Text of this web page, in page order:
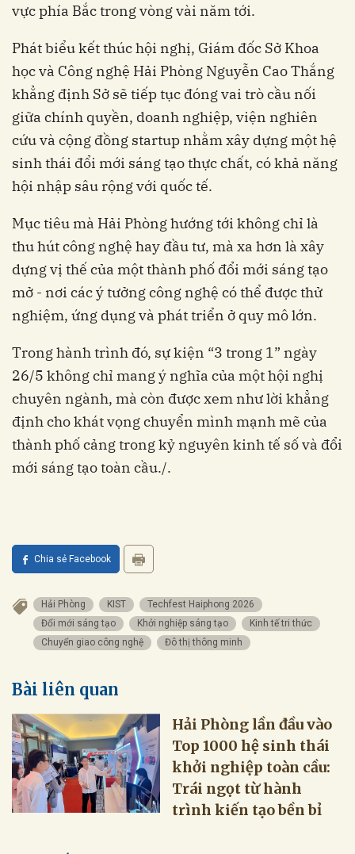
vực phía Bắc trong vòng vài năm tới.
Phát biểu kết thúc hội nghị, Giám đốc Sở Khoa
học và Công nghệ Hải Phòng Nguyễn Cao Thắng
khẳng định Sở sẽ tiếp tục đóng vai trò cầu nối
giữa chính quyền, doanh nghiệp, viện nghiên
cứu và cộng đồng startup nhằm xây dựng một hệ
sinh thái đổi mới sáng tạo thực chất, có khả năng
hội nhập sâu rộng với quốc tế.
Mục tiêu mà Hải Phòng hướng tới không chỉ là
thu hút công nghệ hay đầu tư, mà xa hơn là xây
dựng vị thế của một thành phố đổi mới sáng tạo
mở - nơi các ý tưởng công nghệ có thể được thử
nghiệm, ứng dụng và phát triển ở quy mô lớn.
Trong hành trình đó, sự kiện “3 trong 1” ngày
26/5 không chỉ mang ý nghĩa của một hội nghị
chuyên ngành, mà còn được xem như lời khẳng
định cho khát vọng chuyển mình mạnh mẽ của
thành phố cảng trong kỷ nguyên kinh tế số và đổi
mới sáng tạo toàn cầu./.
Chia sẻ Facebook
Hải Phòng KIST
Techfest Haiphong 2026
Đổi mới sáng tạo
Khởi nghiệp sáng tạo
Kinh tế tri thức
Chuyển giao công nghệ
Đô thị thông minh
Bài liên quan
Hải Phòng lần đầu vào
Top 1000 hệ sinh thái
khởi nghiệp toàn cầu:
Trái ngọt từ hành
trình kiến tạo bền bỉ